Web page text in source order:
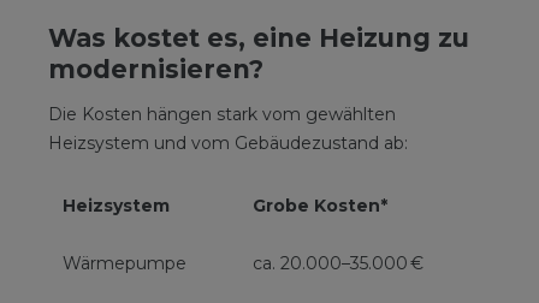
Was kostet es, eine Heizung zu
modernisieren?
Die Kosten hängen stark vom gewählten
Heizsystem und vom Gebäudezustand ab:
Heizsystem Grobe Kosten*
Wärmepumpe ca. 20.000–35.000 €